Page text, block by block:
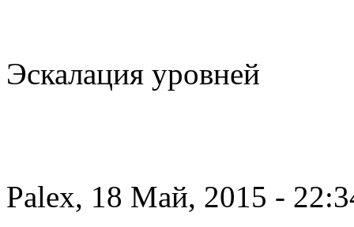
Эскалация уровней
Palex, 18 Май, 2015 -